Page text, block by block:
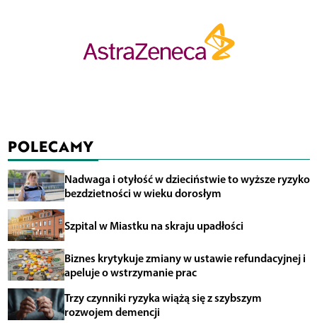
POLECAMY
Nadwaga i otyłość w dzieciństwie to wyższe ryzyko
bezdzietności w wieku dorosłym
Szpital w Miastku na skraju upadłości
Biznes krytykuje zmiany w ustawie refundacyjnej i
apeluje o wstrzymanie prac
Trzy czynniki ryzyka wiążą się z szybszym
rozwojem demencji